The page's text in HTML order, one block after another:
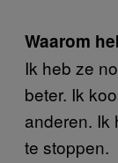
Waarom
Ik heb ze
beter. Ik
anderen. Ik
te stoppen.